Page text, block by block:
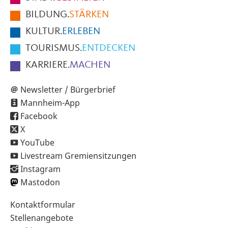
der
SeiteBILDUNG.STÄRKEN
KULTUR.ERLEBEN
TOURISMUS.ENTDECKEN
KARRIERE.MACHEN
Newsletter / Bürgerbrief
Mannheim-App
Facebook
X
YouTube
Livestream Gremiensitzungen
Instagram
Mastodon
Sekundärnavigation
im
Kontaktformular
Stellenangebote